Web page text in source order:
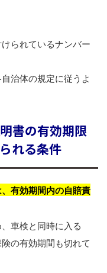
られているナンバー
治体の規定に従うよ
書の有効期限
れる条件
有効期間内の自賠責
車検と同時に入る
の有効期間も切れて